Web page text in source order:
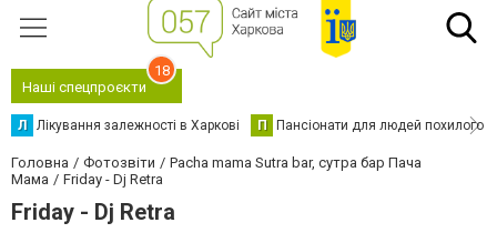
Наші спецпроєкти
18
Л Лікування залежності в Харкові П Пансіонати для людей похилого
Головна Фотозвіти
Pacha mama Sutra bar, сутра бар Пача
Мама
Friday - Dj Retra
Friday - Dj Retra